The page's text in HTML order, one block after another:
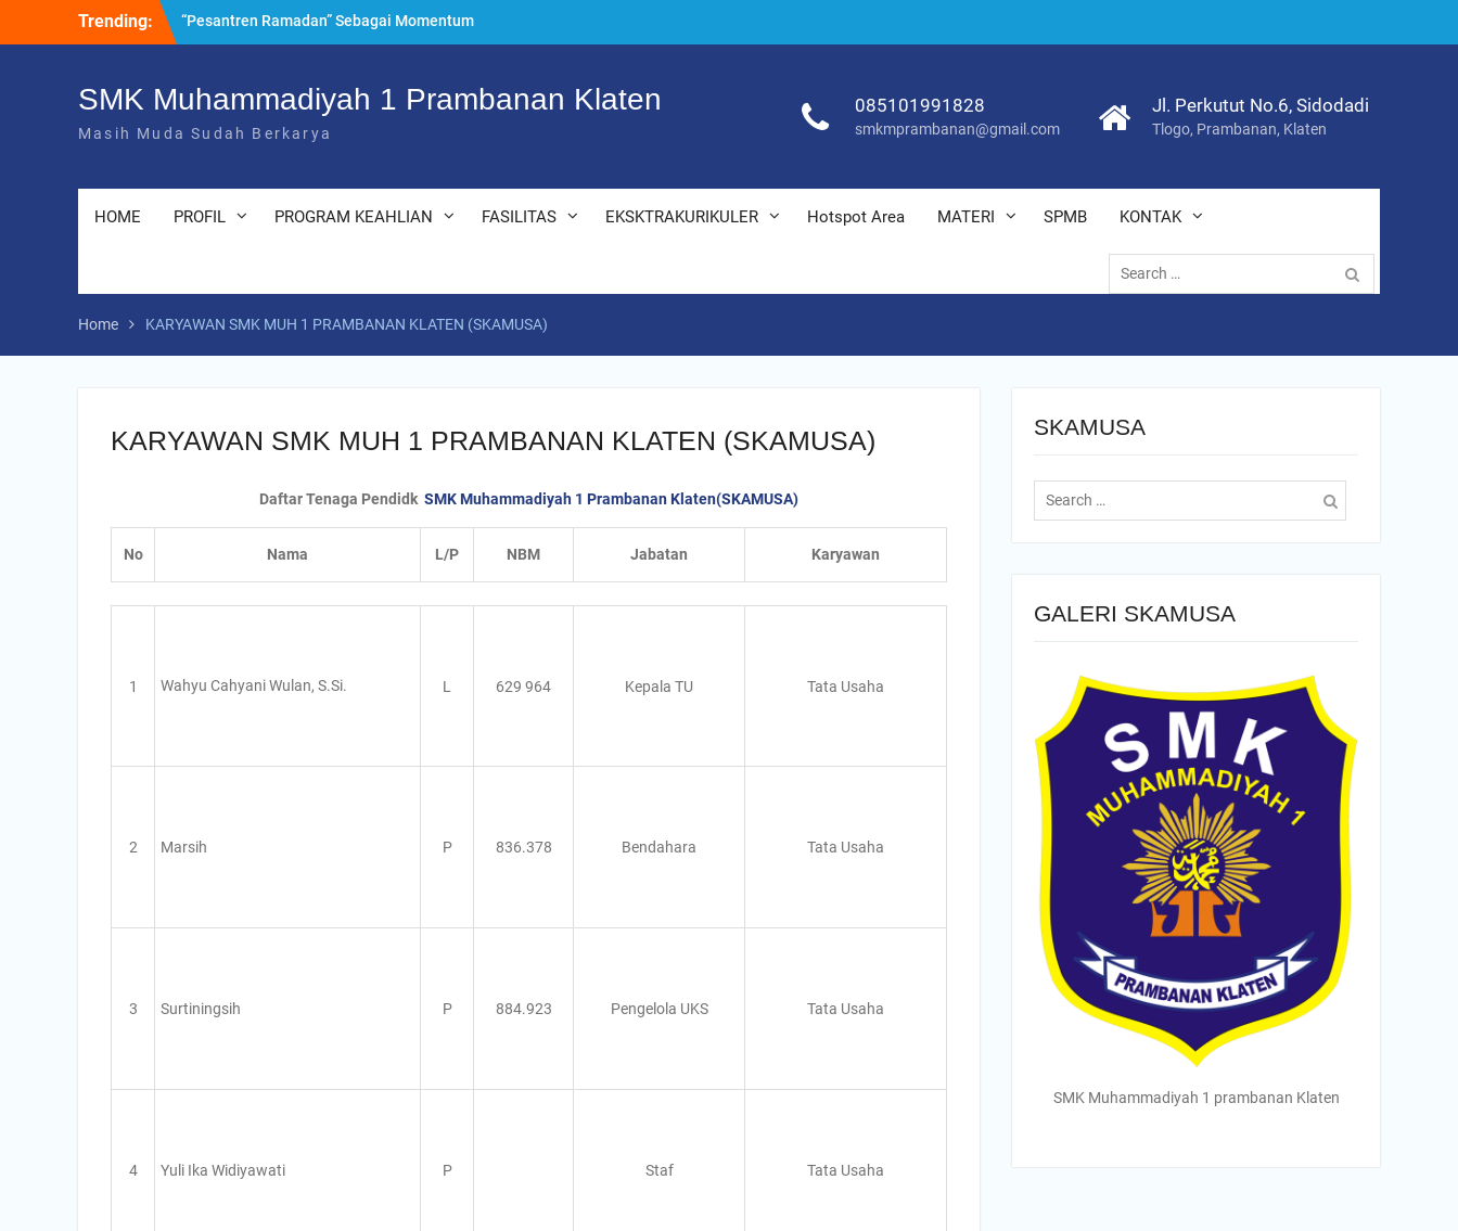
Trending:
“Pesantren Ramadan” Sebagai Momentum
Bermuhasabah dan Perbaikan Diri
SMK Muhammadiyah 1 Prambanan Klaten
Perkuat Komitmen Sekolah Ramah Anak
Uji Kompetensi Keahlian: Sinergi SMK
SMK Muhammadiyah 1 Prambanan Klaten
Masih Muda Sudah Berkarya
085101991828
smkmprambanan@gmail.com
Jl. Perkutut No.6, Sidodadi
Tlogo, Prambanan, Klaten
HOME PROFIL PROGRAM KEAHLIAN FASILITAS EKSKTRAKURIKULER Hotspot Area MATERI SPMB KONTAK
Search
for:
Home KARYAWAN SMK MUH 1 PRAMBANAN KLATEN (SKAMUSA)
KARYAWAN SMK MUH 1 PRAMBANAN KLATEN (SKAMUSA)
Daftar Tenaga Pendidk SMK Muhammadiyah 1 Prambanan Klaten(SKAMUSA)
No Nama L/P NBM Jabatan Karyawan
1 Wahyu Cahyani Wulan, S.Si. L 629 964 Kepala TU Tata Usaha
2 Marsih P 836.378 Bendahara Tata Usaha
3 Surtiningsih P 884.923 Pengelola UKS Tata Usaha
4 Yuli Ika Widiyawati P Staf Tata Usaha
SKAMUSA
Search
for:
GALERI SKAMUSA
SMK Muhammadiyah 1 prambanan Klaten